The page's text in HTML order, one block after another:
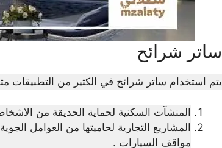
ساتر شرائح
يتم استخدام ساتر شرائح في الكثير من التطبيقات
المنشآت السكنية لحماية الحديقة من
المشاريع التجارية لحاميتها من العوامل
مواقف السيارات .